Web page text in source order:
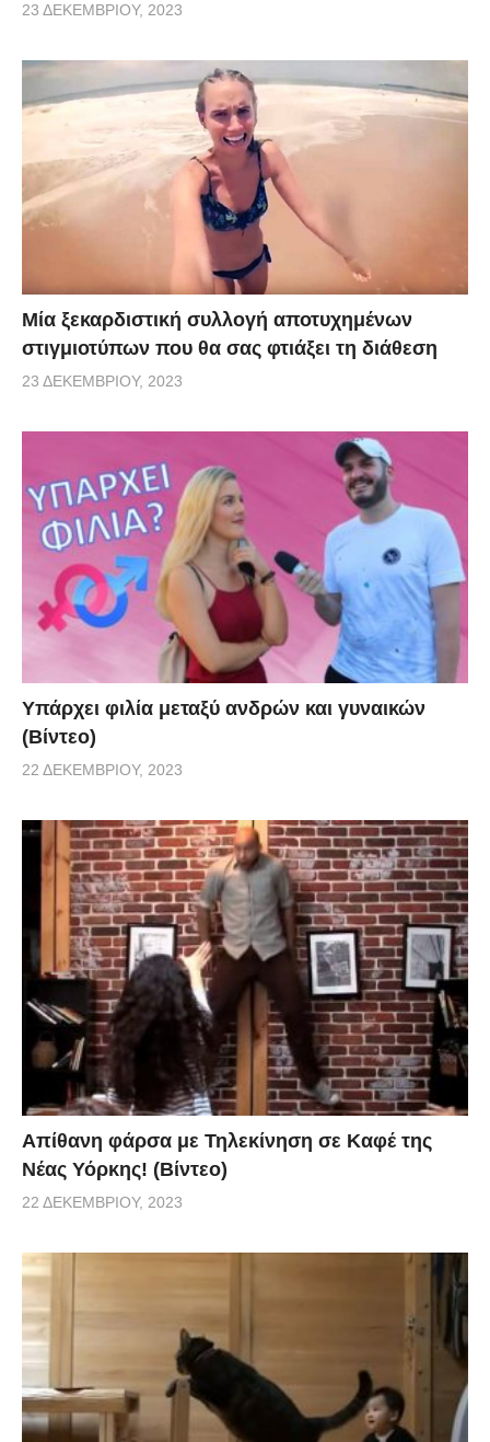
23 ΔΕΚΕΜΒΡΊΟΥ, 2023
Μία ξεκαρδιστική συλλογή αποτυχημένων
στιγμιοτύπων που θα σας φτιάξει τη διάθεση
23 ΔΕΚΕΜΒΡΊΟΥ, 2023
Υπάρχει φιλία μεταξύ ανδρών και γυναικών
(Βίντεο)
22 ΔΕΚΕΜΒΡΊΟΥ, 2023
Απίθανη φάρσα με Τηλεκίνηση σε Καφέ της
Νέας Υόρκης! (Βίντεο)
22 ΔΕΚΕΜΒΡΊΟΥ, 2023